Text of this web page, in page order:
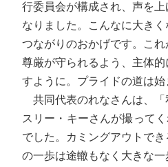
行委員会が構成され、声を
なりました。こんなに大き
つながりのおかげです。こ
尊厳が守られるよう、主体
すように。プライドの道は始
共同代表のれなさんは、「
スリー・キーさんが撮ってく
でした。カミングアウトで
の一歩は途轍もなく大きな